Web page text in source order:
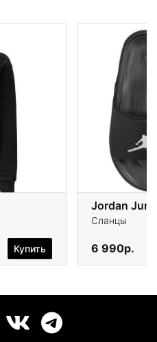
Купить
Jordan
Сланцы
6 990р.